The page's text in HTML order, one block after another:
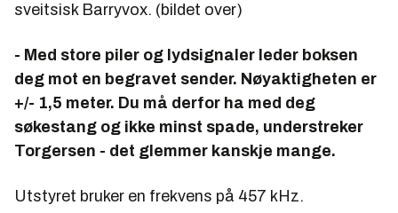
sveitsisk Barryvox. (bildet over)
- Med store piler og lydsignaler leder boksen
deg mot en begravet sender. Nøyaktigheten er
+/- 1,5 meter. Du må derfor ha med deg
søkestang og ikke minst spade, understreker
Torgersen - det glemmer kanskje mange.
Utstyret bruker en frekvens på 457 kHz.